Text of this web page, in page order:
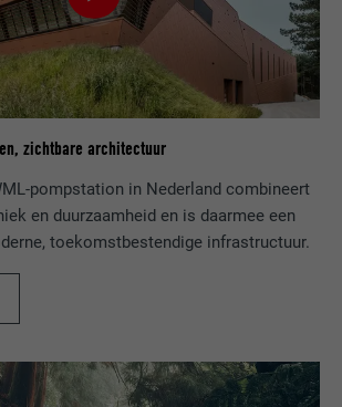
zichtbare architectuur
pompstation in Nederland combineert
en duurzaamheid en is daarmee een
toekomstbestendige infrastructuur.
li_sugr
LinkedIn
3 maanden
GPS
Registreert een eenduidige ID op mobiele